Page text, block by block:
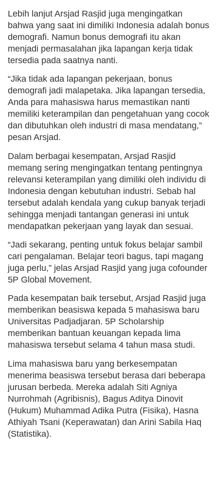
Lebih lanjut Arsjad Rasjid juga mengingatkan
bahwa yang saat ini dimiliki Indonesia adalah bonus
demografi. Namun bonus demografi itu akan
menjadi permasalahan jika lapangan kerja tidak
tersedia pada saatnya nanti.
“Jika tidak ada lapangan pekerjaan, bonus
demografi jadi malapetaka. Jika lapangan tersedia,
Anda para mahasiswa harus memastikan nanti
memiliki keterampilan dan pengetahuan yang cocok
dan dibutuhkan oleh industri di masa mendatang,”
pesan Arsjad.
Dalam berbagai kesempatan, Arsjad Rasjid
memang sering mengingatkan tentang pentingnya
relevansi keterampilan yang dimiliki oleh individu di
Indonesia dengan kebutuhan industri. Sebab hal
tersebut adalah kendala yang cukup banyak terjadi
sehingga menjadi tantangan generasi ini untuk
mendapatkan pekerjaan yang layak dan sesuai.
“Jadi sekarang, penting untuk fokus belajar sambil
cari pengalaman. Belajar teori bagus, tapi magang
juga perlu,” jelas Arsjad Rasjid yang juga cofounder
5P Global Movement.
Pada kesempatan baik tersebut, Arsjad Rasjid juga
memberikan beasiswa kepada 5 mahasiswa baru
Universitas Padjadjaran. 5P Scholarship
memberikan bantuan keuangan kepada lima
mahasiswa tersebut selama 4 tahun masa studi.
Lima mahasiswa baru yang berkesempatan
menerima beasiswa tersebut berasa dari beberapa
jurusan berbeda. Mereka adalah Siti Agniya
Nurrohmah (Agribisnis), Bagus Aditya Dinovit
(Hukum) Muhammad Adika Putra (Fisika), Hasna
Athiyah Tsani (Keperawatan) dan Arini Sabila Haq
(Statistika).